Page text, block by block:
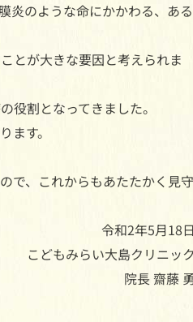
炎のような命にかかわる、ある
とが大きな要因と考えられま
役割となってきました。
ます。
で、これからもあたたかく見守
令和2年5月18日
こどもみらい大島クリニック
院長 齋藤